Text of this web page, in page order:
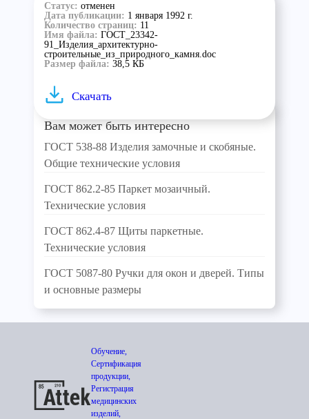
Статус: отменен
Дата публикации: 1 января 1992 г.
Количество страниц: 11
Имя файла: ГОСТ_23342-
91_Изделия_архитектурно-
строительные_из_природного_камня.doc
Размер файла: 38,5 КБ
Скачать
Вам может быть интересно
ГОСТ 538-88 Изделия замочные и скобяные.
Общие технические условия
ГОСТ 862.2-85 Паркет мозаичный.
Технические условия
ГОСТ 862.4-87 Щиты паркетные.
Технические условия
ГОСТ 5087-80 Ручки для окон и дверей. Типы
и основные размеры
Обучение,
Сертификация
продукции,
Регистрация
медицинских
изделий,